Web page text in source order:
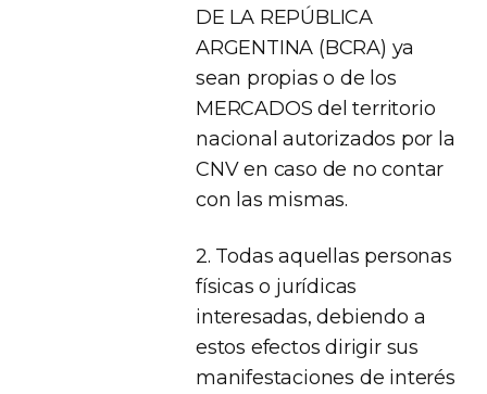
DE LA REPÚBLICA
ARGENTINA (BCRA) ya
sean propias o de los
MERCADOS del territorio
nacional autorizados por la
CNV en caso de no contar
con las mismas.
2. Todas aquellas personas
físicas o jurídicas
interesadas, debiendo a
estos efectos dirigir sus
manifestaciones de interés